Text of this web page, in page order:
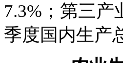
7.3%；第三产
季度国内生产